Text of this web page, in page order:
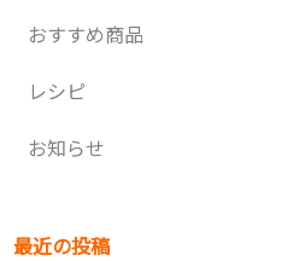
おすすめ商品
レシピ
お知らせ
最近の投稿